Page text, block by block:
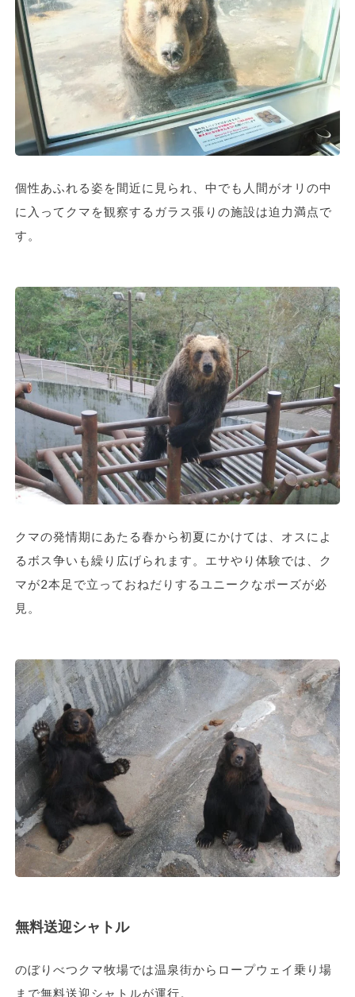
個性あふれる姿を間近に見られ、中でも人間がオリの中
に入ってクマを観察するガラス張りの施設は迫力満点で
す。
クマの発情期にあたる春から初夏にかけては、オスによ
るボス争いも繰り広げられます。エサやり体験では、ク
マが2本足で立っておねだりするユニークなポーズが必
見。
無料送迎シャトル
のぼりべつクマ牧場では温泉街からロープウェイ乗り場
まで無料送迎シャトルが運行。